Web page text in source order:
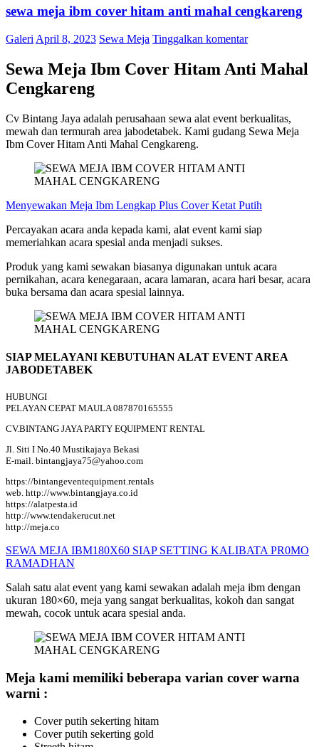
sewa meja ibm cover hitam anti mahal cengkareng
Galeri April 8, 2023 Sewa Meja Tinggalkan komentar
Sewa Meja Ibm Cover Hitam Anti Mahal
Cengkareng
Cv Bintang Jaya adalah perusahaan sewa alat event berkualitas,
mewah dan termurah area jabodetabek. Kami gudang Sewa Meja
Ibm Cover Hitam Anti Mahal Cengkareng.
Menyewakan Meja Ibm Lengkap Plus Cover Ketat Putih
Percayakan acara anda kepada kami, alat event kami siap
memeriahkan acara spesial anda menjadi sukses.
Produk yang kami sewakan biasanya digunakan untuk acara
pernikahan, acara kenegaraan, acara lamaran, acara hari besar, acara
buka bersama dan acara spesial lainnya.
SIAP MELAYANI KEBUTUHAN ALAT EVENT AREA
JABODETABEK
HUBUNGI
PELAYAN CEPAT MAULA 087870165555
CV.BINTANG JAYA PARTY EQUIPMENT RENTAL
Jl. Siti I No.40 Mustikajaya Bekasi
E-mail. bintangjaya75@yahoo.com
https://bintangeventequipment.rentals
web. http://www.bintangjaya.co.id
https://alatpesta.id
http://www.tendakerucut.net
http://meja.co
SEWA MEJA IBM180X60 SIAP SETTING KALIBATA PR0MO
RAMADHAN
Salah satu alat event yang kami sewakan adalah meja ibm dengan
ukuran 180×60, meja yang sangat berkualitas, kokoh dan sangat
mewah, cocok untuk acara spesial anda.
Meja kami memiliki beberapa varian cover warna
warni :
Cover putih sekerting hitam
Cover putih sekerting gold